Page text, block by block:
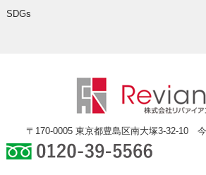
SDGs
〒170-0005 東京都豊島区南大塚3-32-10